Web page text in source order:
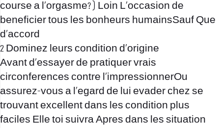
course a l’orgasme? ) Loin L’occasion de
beneficier tous les bonheurs humainsSauf Que
d’accord
2 Dominez leurs condition d’origine
Avant d’essayer de pratiquer vrais
circonferences contre l’impressionnerOu
assurez-vous a l’egard de lui evader chez se
trouvant excellent dans les condition plus
faciles Elle toi suivra Apres dans les situation